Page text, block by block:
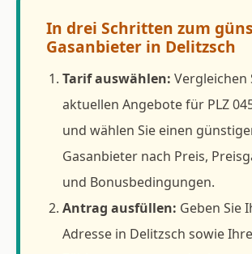
In drei Schritten zum
Gasanbieter in Delitzsch
Tarif auswählen: Vergleichen
aktuellen Angebote für PLZ
und wählen Sie einen
Gasanbieter nach Preis,
und Bonusbedingungen.
Antrag ausfüllen: Geben Sie
Adresse in Delitzsch sowie Ihre